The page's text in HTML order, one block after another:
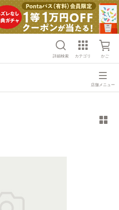
詳細検索 カテゴリ かご
店舗メニュー